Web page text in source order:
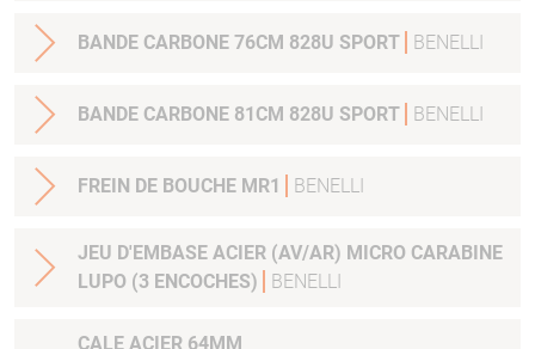
BANDE CARBONE 76CM 828U SPORT BENELLI
BANDE CARBONE 81CM 828U SPORT BENELLI
FREIN DE BOUCHE MR1 BENELLI
JEU D'EMBASE ACIER (AV/AR) MICRO CARABINE
LUPO (3 ENCOCHES)
BENELLI
CALE ACIER 64MM